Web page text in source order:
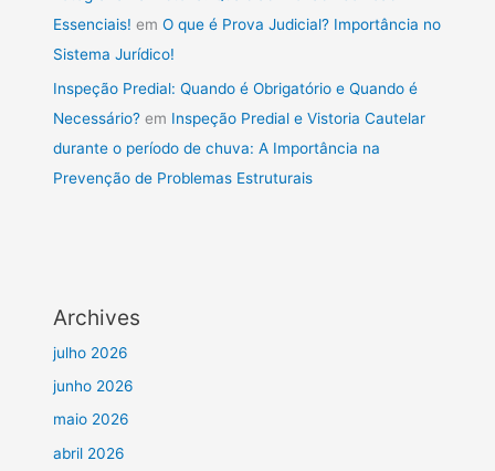
Essenciais! emO que é Prova Judicial? Importância no
Sistema Jurídico!
Inspeção Predial: Quando é Obrigatório e Quando é
Necessário? em Inspeção Predial e Vistoria Cautelar
durante o período de chuva: A Importância na
Prevenção de Problemas Estruturais
Archives
julho 2026
junho 2026
maio 2026
abril 2026